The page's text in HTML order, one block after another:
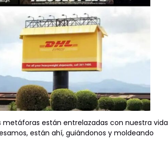
están entrelazadas con nuestra vida
están ahí, guiándonos y moldeando